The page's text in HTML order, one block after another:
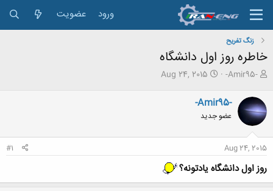
ورود عضویت
زنگ تفريح
خاطره روز اول دانشگاه
ش
و
ع
ک
ن
ن
د
م
و
-Amir95-
ت
ی
خ
ر
ع
Aug 24, 2015
-Amir95-
عضو جدید
Aug 24, 2015
#1
روز اول دانشگاه یادتونه؟